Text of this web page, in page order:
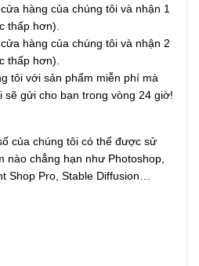
hàng của chúng tôi và nhận 1
thấp hơn).
hàng của chúng tôi và nhận 2
thấp hơn).
tôi với sản phẩm miễn phí mà
sẽ gửi cho bạn trong vòng 24 giờ!
của chúng tôi có thể được sử
nào chẳng hạn như Photoshop,
Shop Pro, Stable Diffusion…